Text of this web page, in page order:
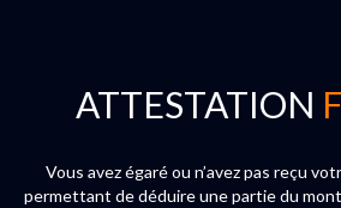
ATTESTATION
Vous avez égaré ou n’avez pas reçu
permettant de déduire une partie du